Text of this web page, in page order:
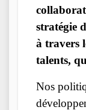
stratégie
à travers
talents,
Nos